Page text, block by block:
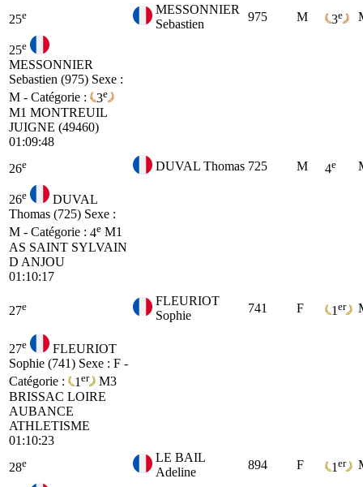
25e
MESSONNIER
Sebastien
975 M 3e
25e
MESSONNIER
Sebastien (975) Sexe :
M - Catégorie :
3e
M1 MONTREUIL
JUIGNE (49460)
01:09:48
26e DUVAL Thomas 725 M 4e
26e
DUVAL
Thomas (725) Sexe :
M - Catégorie : 4e M1
AS SAINT SYLVAIN
D ANJOU
01:10:17
27e
FLEURIOT
Sophie
741 F 1 er
27e
FLEURIOT
Sophie (741) Sexe : F -
Catégorie :
1 er
M3
BRISSAC LOIRE
AUBANCE
ATHLETISME
01:10:23
28e
LE BAIL
Adeline
894 F 1 er